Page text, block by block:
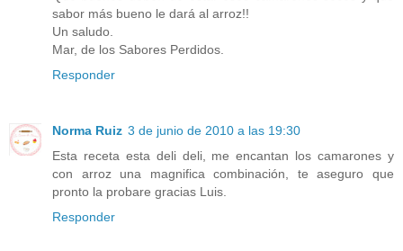
sabor más bueno le dará al arroz!!
Un saludo.
Mar, de los Sabores Perdidos.
Responder
Norma Ruiz 3 de junio de 2010 a las 19:30
Esta receta esta deli deli, me encantan los camarones y
con arroz una magnifica combinación, te aseguro que
pronto la probare gracias Luis.
Responder